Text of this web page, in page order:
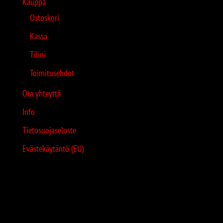
Ostoskori
Kassa
Tilini
Toimitusehdot
Ota yhteyttä
Info
Tietosuojaseloste
Evästekäytäntö (EU)